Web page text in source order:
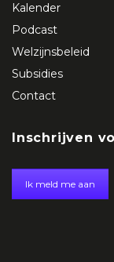
Kalender
Podcast
Welzijnsbeleid
Subsidies
Contact
Inschrijven
Ik meld me aan